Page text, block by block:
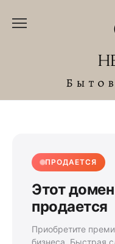
ПРОДАЕТСЯ
Этот домен
продается
Приобретите
бизнеса. Быстрая